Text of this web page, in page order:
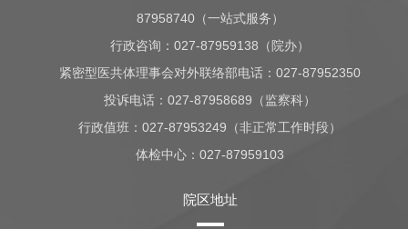
87958740（一站式服务）
行政咨询：027-87959138（院办）
紧密型医共体理事会对外联络部电话：027-87952350
投诉电话：027-87958689（监察科）
行政值班：027-87953249（非正常工作时段）
体检中心：027-87959103
院区地址